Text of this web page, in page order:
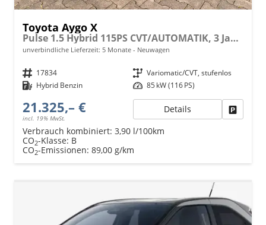
Toyota Aygo X
Pulse 1.5 Hybrid 115PS CVT/AUTOMATIK, 3 Jahre Garantie, 17" Alufelgen, Metallic/Dach schwarz, Privacy-Glas, Sitzheizung, Rückfahrkamera, Klimaautomatik, Audiosystem 9" + Smartphone-Integration, Lederlenkrad, ACC, ZV mit Fernbedienung, LED-Scheinwerfer
unverbindliche Lieferzeit: 5 Monate Neuwagen
Fahrzeugnr. 17834 Getriebe Variomatic/CVT, stufenlos
Kraftstoff Hybrid Benzin Leistung 85 kW (116 PS)
21.325,– €
incl. 19% MwSt.
Details
Verbrauch kombiniert: 3,90 l/100km
CO2-Klasse: B
CO2-Emissionen: 89,00 g/km